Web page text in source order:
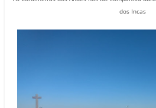
dos Incas